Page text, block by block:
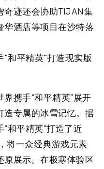
奇迹还会协助TIJAN集
华酒店等项目在沙特落
和平精英”打造现实版
携手“和平精英”展开
造专属的冰雪记忆。据
和平精英”打造了近
将一众经典游戏元素
原展示。在极寒体验区